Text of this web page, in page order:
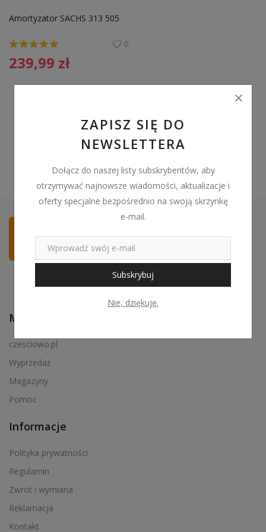
Schowek
Polski
ZAPISZ SIĘ DO
NEWSLETTERA
Dołącz do naszej listy subskrybentów, aby
otrzymywać najnowsze wiadomości, aktualizacje i
oferty specjalne bezpośrednio na swoją skrzynkę
e-mail.
Subskrybuj
Nie, dziękuję.
Amortyzator SACHS 313 505
0
239,99 zł
Menu podręczne
czesciowo.pl
Wyprzedaż
Magazyny
Pomoc
Informacje
Polityka prywatności
Regulamin
Zwrot i wymiana
Reklamacja
Kontakt